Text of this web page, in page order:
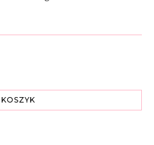
KOSZYK